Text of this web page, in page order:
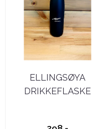
ELLINGSØYA
DRIKKEFLASKE